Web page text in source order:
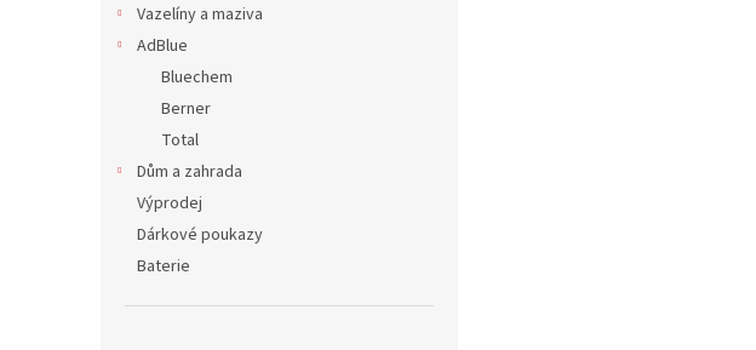
Vazelíny a maziva
AdBlue
Bluechem
Berner
Total
Dům a zahrada
Výprodej
Dárkové poukazy
Baterie